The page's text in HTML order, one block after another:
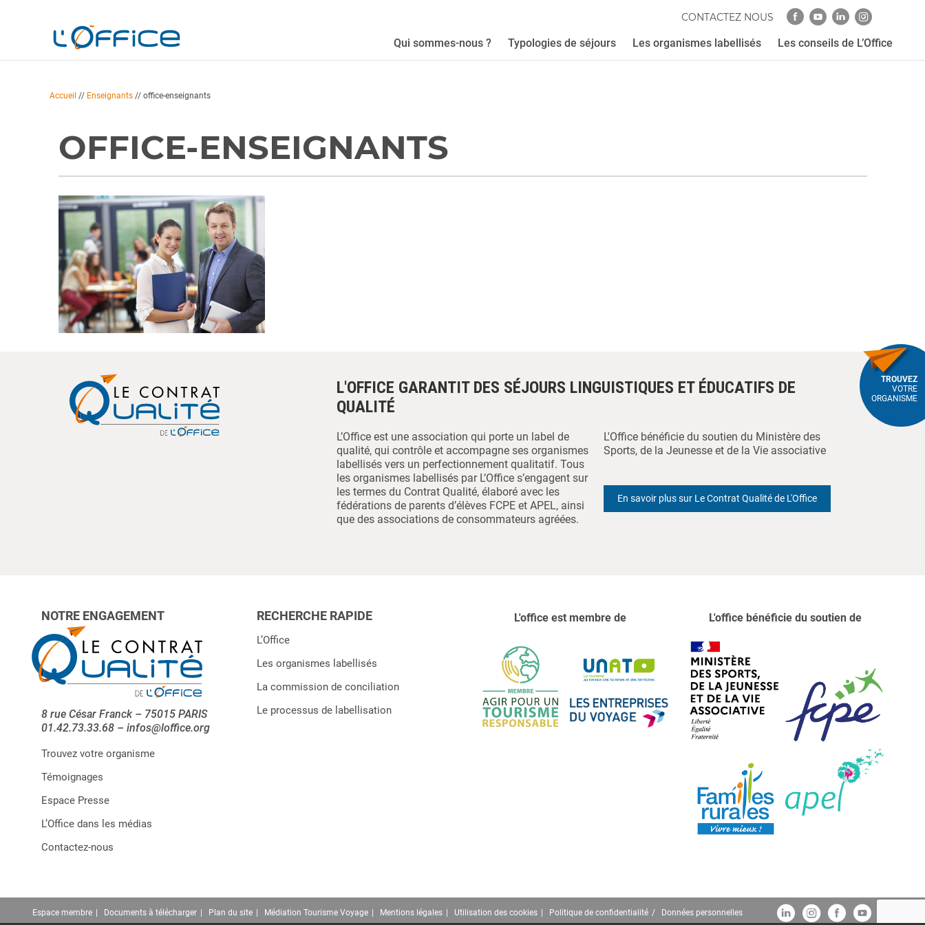
CONTACTEZ NOUS
Qui sommes-nous ? Typologies de séjours Les organismes labellisés Les conseils de L’Office
Accueil // Enseignants // office-enseignants
OFFICE-ENSEIGNANTS
L'OFFICE GARANTIT DES SÉJOURS LINGUISTIQUES ET ÉDUCATIFS DE
QUALITÉ
L’Office est une association qui porte un label de
qualité, qui contrôle et accompagne ses organismes
labellisés vers un perfectionnement qualitatif. Tous
les organismes labellisés par L’Office s’engagent sur
les termes du Contrat Qualité, élaboré avec les
fédérations de parents d’élèves FCPE et APEL, ainsi
que des associations de consommateurs agréées.
L'Office bénéficie du soutien du Ministère des
Sports, de la Jeunesse et de la Vie associative
En savoir plus sur Le Contrat Qualité de L'Office
NOTRE ENGAGEMENT
8 rue César Franck – 75015 PARIS
01.42.73.33.68 – infos@loffice.org
Trouvez votre organisme
Témoignages
Espace Presse
L’Office dans les médias
Contactez-nous
RECHERCHE RAPIDE
L’Office
Les organismes labellisés
La commission de conciliation
Le processus de labellisation
L'office est membre de L'office bénéficie du soutien de
Espace membre Documents à télécharger Plan du site Médiation Tourisme Voyage Mentions légales Utilisation des cookies Politique de confidentialité Données personnelles
TROUVEZ
VOTRE
ORGANISME